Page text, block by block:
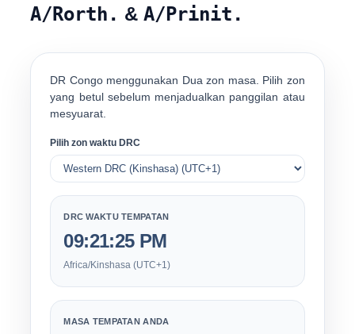
A/Rorth. &A/Prinit.
DR Congo menggunakan Dua zon masa . Pilih zon
yang betul sebelum menjadualkan panggilan atau
mesyuarat.
Pilih zon waktu DRC
DRC WAKTU TEMPATAN
09:21:26 PM
Africa/Kinshasa (UTC+1)
MASA TEMPATAN ANDA